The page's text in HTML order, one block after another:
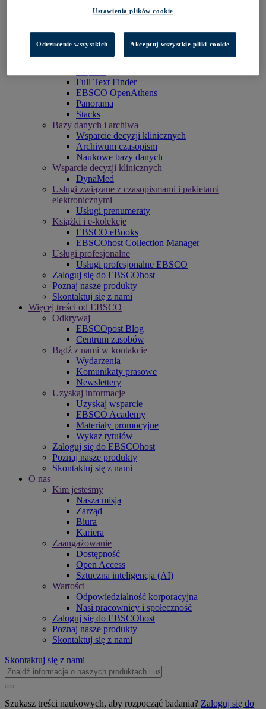
BiblioGraph
EBSCO Discovery Service
EBSCOadmin
Platforma badawcza EBSCOhost
Full Text Finder
EBSCO OpenAthens
Panorama
Stacks
Bazy danych i archiwa
Wsparcie decyzji klinicznych
Archiwum czasopism
Naukowe bazy danych
Wsparcie decyzji klinicznych
DynaMed
Usługi związane z czasopismami i pakietami
elektronicznymi
Usługi prenumeraty
Książki i e-kolekcje
EBSCO eBooks
EBSCOhost Collection Manager
Usługi profesjonalne
Usługi profesjonalne EBSCO
Zaloguj się do EBSCOhost
Poznaj nasze produkty
Skontaktuj się z nami
Więcej treści od EBSCO
Odkrywaj
EBSCOpost Blog
Centrum zasobów
Bądź z nami w kontakcie
Wydarzenia
Komunikaty prasowe
Newslettery
Uzyskaj informacje
Uzyskaj wsparcie
EBSCO Academy
Materiały promocyjne
Wykaz tytułów
Zaloguj się do EBSCOhost
Poznaj nasze produkty
Skontaktuj się z nami
O nas
Kim jesteśmy
Nasza misja
Zarząd
Biura
Kariera
Zaangażowanie
Dostępność
Open Access
Sztuczna inteligencja (AI)
Wartości
Odpowiedzialność korporacyjna
Nasi pracownicy i społeczność
Zaloguj się do EBSCOhost
Poznaj nasze produkty
Skontaktuj się z nami
Skontaktuj się z nami
Szukasz treści naukowych, aby rozpocząć badania? Zaloguj się do
Ustawienia plików cookie
Odrzucenie wszystkich Akceptuj wszystkie pliki cookie